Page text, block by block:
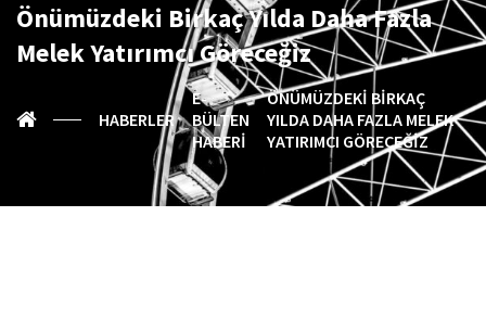
Önümüzdeki Birkaç Yılda Daha Fazla
Melek Yatırımcı Göreceğiz
HABERLER
E-
BÜLTEN
HABERI
ÖNÜMÜZDEKI BIRKAÇ
YILDA DAHA FAZLA MELEK
YATIRIMCI GÖRECEĞIZ